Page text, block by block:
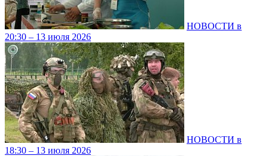
НОВОСТИ в
20:30 – 13 июля 2026
НОВОСТИ в
18:30 – 13 июля 2026